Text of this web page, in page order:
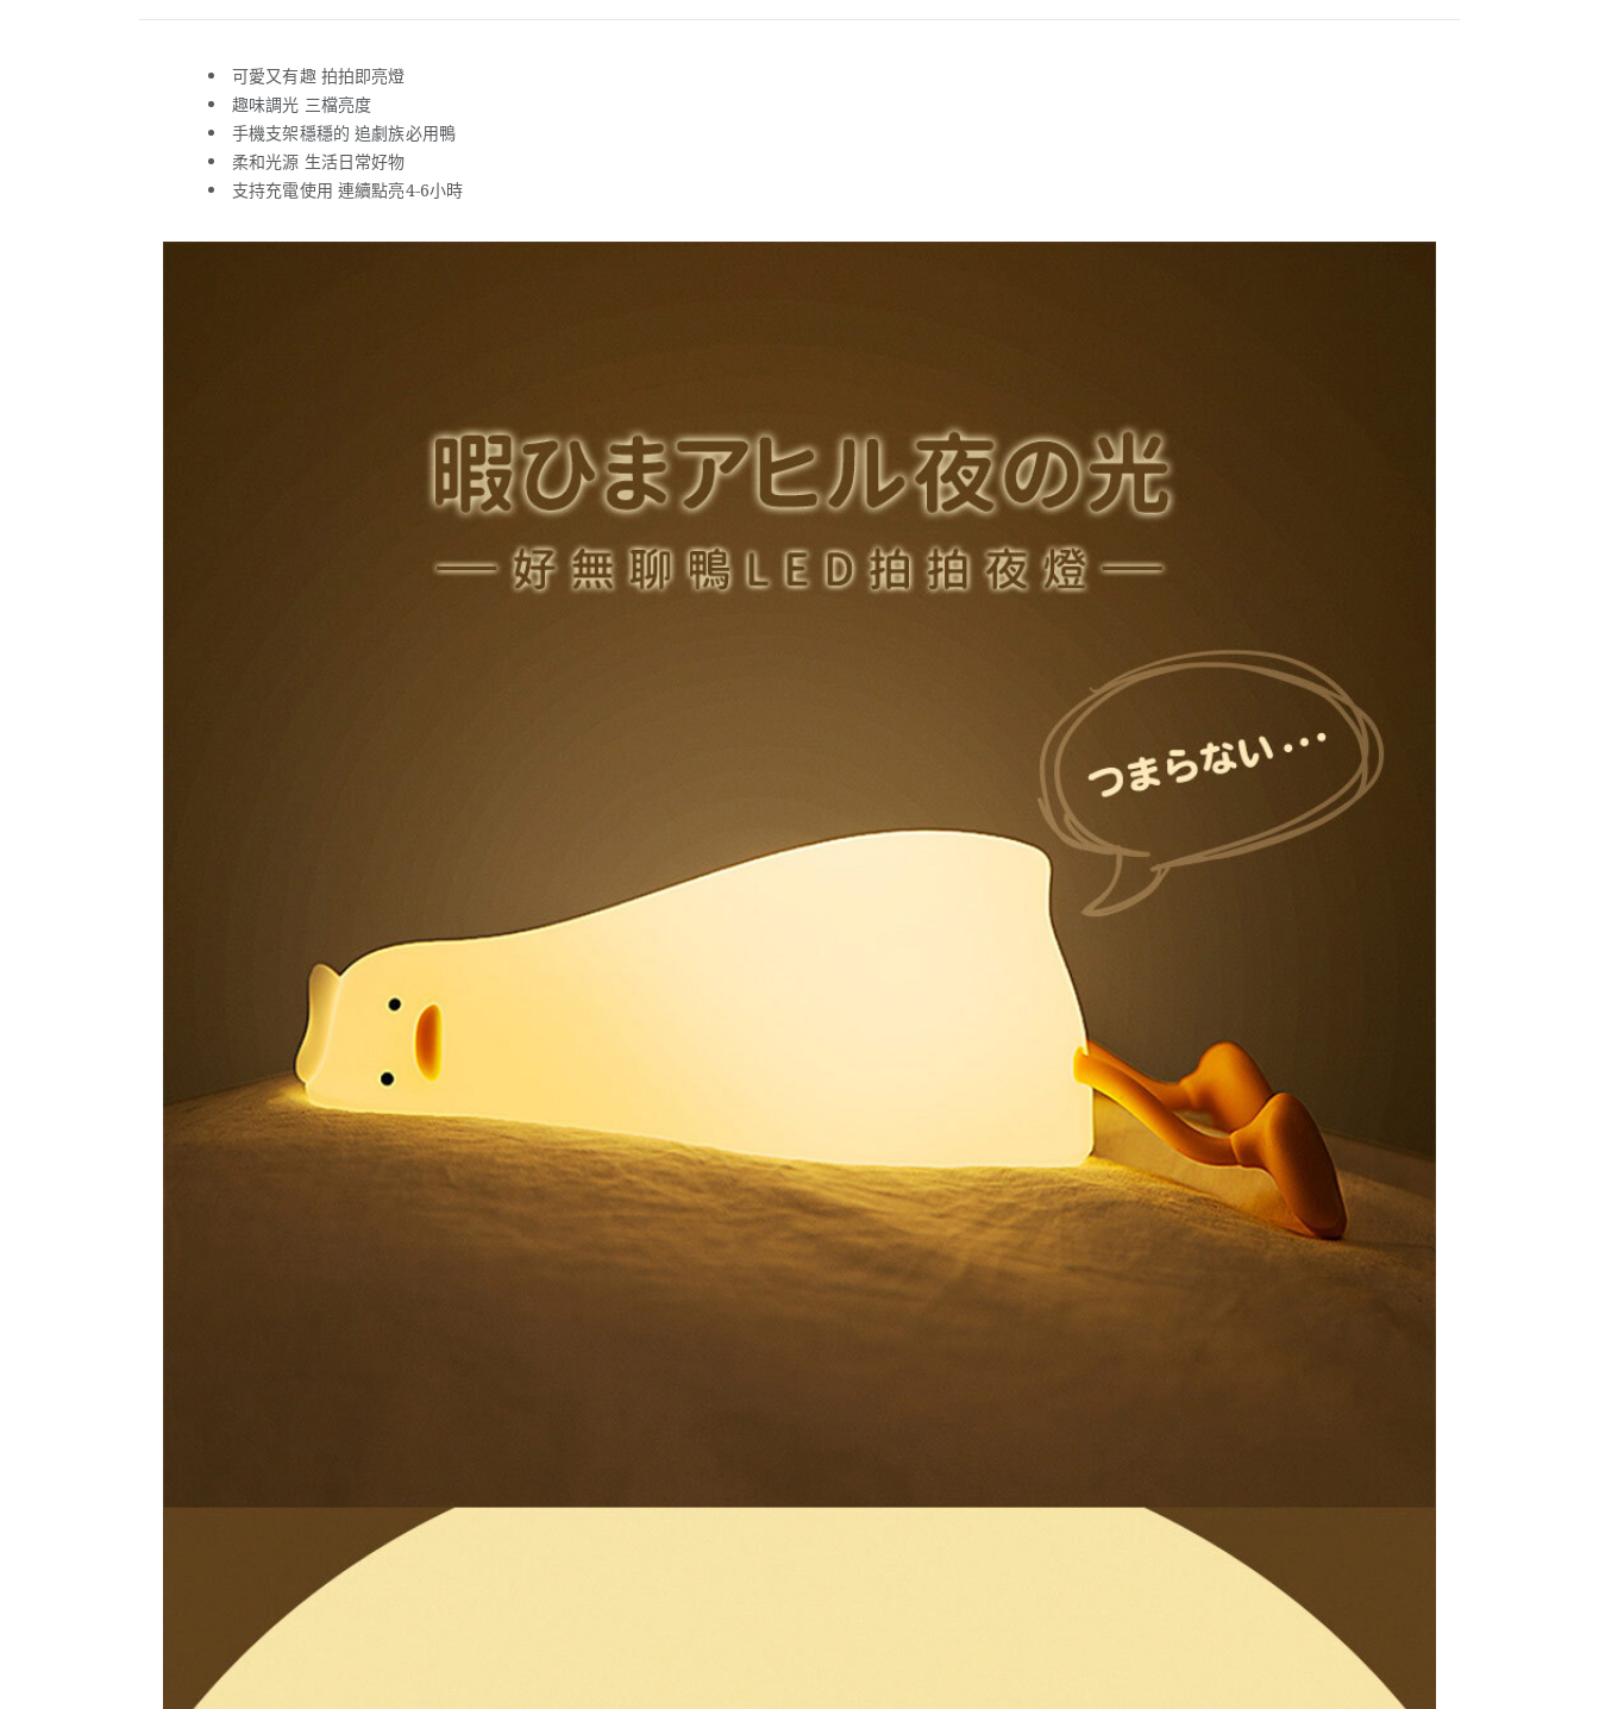
可愛又有趣 拍拍即亮燈
趣味調光 三檔亮度
手機支架穩穩的 追劇族必用鴨
柔和光源 生活日常好物
支持充電使用 連續點亮4-6小時